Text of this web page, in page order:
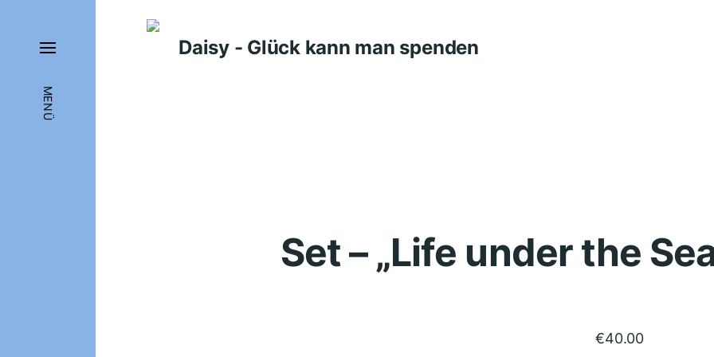
MENÜ
Daisy - Glück kann man spenden
Set – „Life under the
€40.00